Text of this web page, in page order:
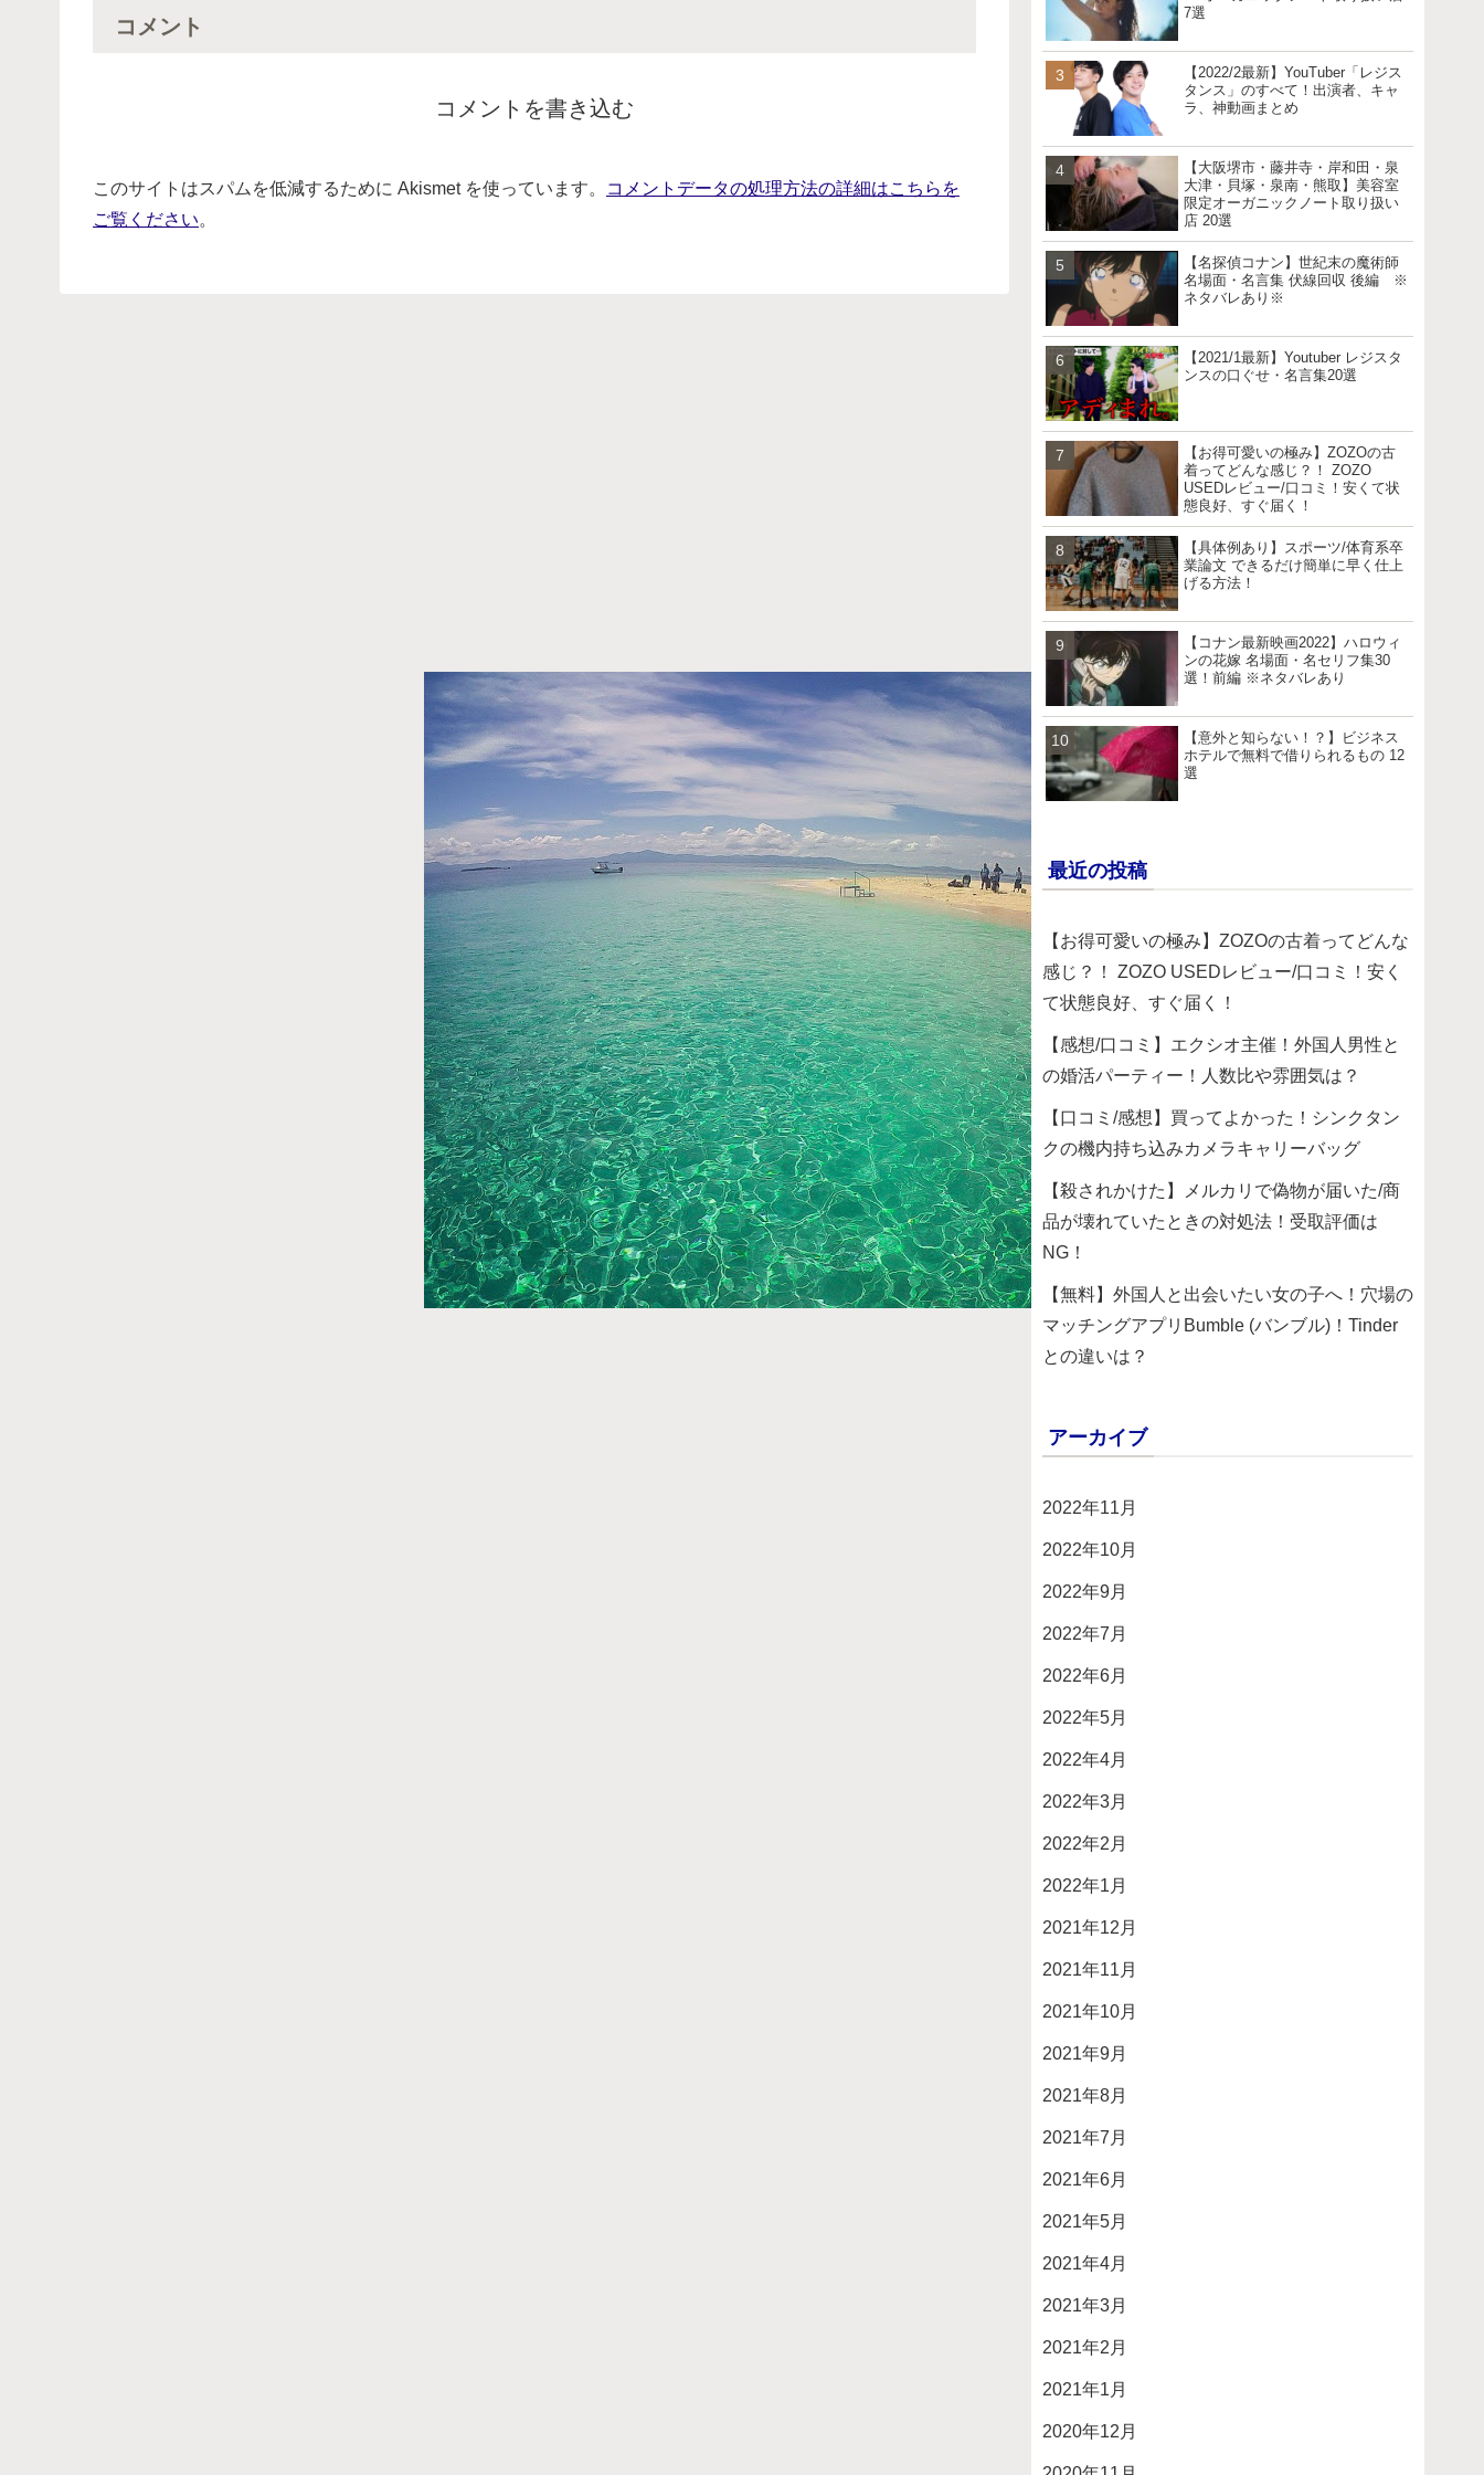
コメント
コメントを書き込む
このサイトはスパムを低減するために Akismet を使っています。
コメントデータの処理方法の詳細はこちらを
ご覧ください。
7選
【2022/2最新】YouTuber「レジス
タンス」のすべて！出演者、キャ
ラ、神動画まとめ
【大阪堺市・藤井寺・岸和田・泉
大津・貝塚・泉南・熊取】美容室
限定オーガニックノート取り扱い
店 20選
【名探偵コナン】世紀末の魔術師
名場面・名言集 伏線回収 後編 ※
ネタバレあり※
【2021/1最新】Youtuber レジスタ
ンスの口ぐせ・名言集20選
【お得可愛いの極み】ZOZOの古
着ってどんな感じ？！ ZOZO
USEDレビュー/口コミ！安くて状
態良好、すぐ届く！
【具体例あり】スポーツ/体育系卒
業論文 できるだけ簡単に早く仕上
げる方法！
【コナン最新映画2022】ハロウィ
ンの花嫁 名場面・名セリフ集30
選！前編 ※ネタバレあり
【意外と知らない！？】ビジネス
ホテルで無料で借りられるもの 12
選
最近の投稿
【お得可愛いの極み】ZOZOの古着ってどんな
感じ？！ ZOZO USEDレビュー/口コミ！安く
て状態良好、すぐ届く！
【感想/口コミ】エクシオ主催！外国人男性と
の婚活パーティー！人数比や雰囲気は？
【口コミ/感想】買ってよかった！シンクタン
クの機内持ち込みカメラキャリーバッグ
【殺されかけた】メルカリで偽物が届いた/商
品が壊れていたときの対処法！受取評価は
NG！
【無料】外国人と出会いたい女の子へ！穴場の
マッチングアプリBumble (バンブル)！Tinder
との違いは？
アーカイブ
2022年11月
2022年10月
2022年9月
2022年7月
2022年6月
2022年5月
2022年4月
2022年3月
2022年2月
2022年1月
2021年12月
2021年11月
2021年10月
2021年9月
2021年8月
2021年7月
2021年6月
2021年5月
2021年4月
2021年3月
2021年2月
2021年1月
2020年12月